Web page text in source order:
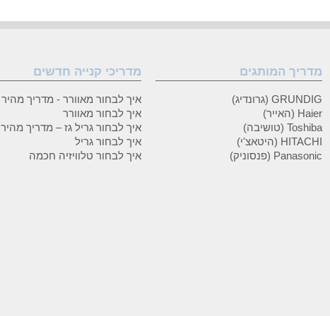
מדריך המותגים
GRUNDIG (גרונדיג)
Haier (האייר)
Toshiba (טושיבה)
HITACHI (היטאצ'י)
Panasonic (פנסוניק)
מדריכי קנייה חדשים
איך לבחור מאוורר - מדריך מהיר
איך לבחור מאוורר
איך לבחור גריל גז – מדריך מהיר
איך לבחור גריל
איך לבחור טלוויזיה חכמה